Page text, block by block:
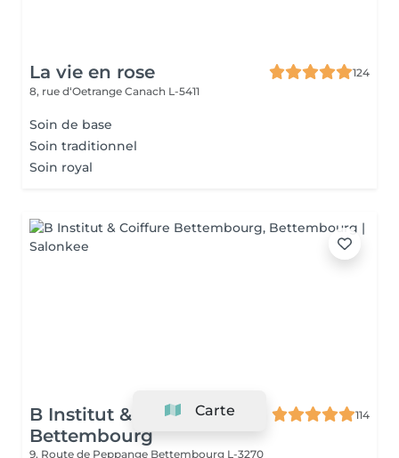
La vie en rose
124
8, rue d‘Oetrange Canach L-5411
Soin de base
Soin traditionnel
Soin royal
B Institut & Coiffure
Bettembourg
114
9, Route de Peppange Bettembourg L-3270
Carte